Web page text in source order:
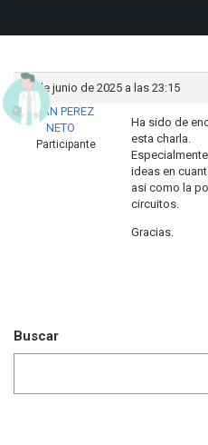
29 de junio de 2025 a las 23:15
JUAN PEREZ
NETO
Participante
Ha sido de
esta charla.
ideas en
asi como la
circuitos.
Gracias.
Buscar